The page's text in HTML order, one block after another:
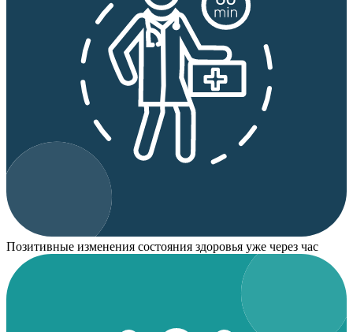
Позитивные изменения состояния здоровья уже через час